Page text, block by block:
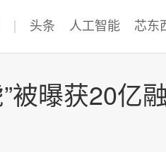
头条 人工智能 芯东
被曝获20亿